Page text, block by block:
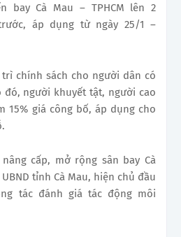
bay Cà Mau – TPHCM lên 2
áp dụng từ ngày 25/1 –
chính sách cho người dân có
đó, người khuyết tật, người cao
15% giá công bố, áp dụng cho
cấp, mở rộng sân bay Cà
tỉnh Cà Mau, hiện chủ đầu
tác đánh giá tác động môi